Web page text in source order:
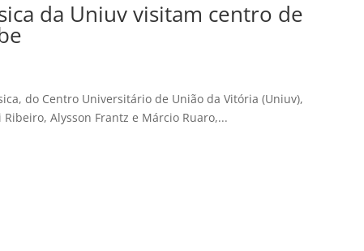
da Uniuv visitam centro de
do Centro Universitário de União da Vitória (Uniuv),
Alysson Frantz e Márcio Ruaro,...